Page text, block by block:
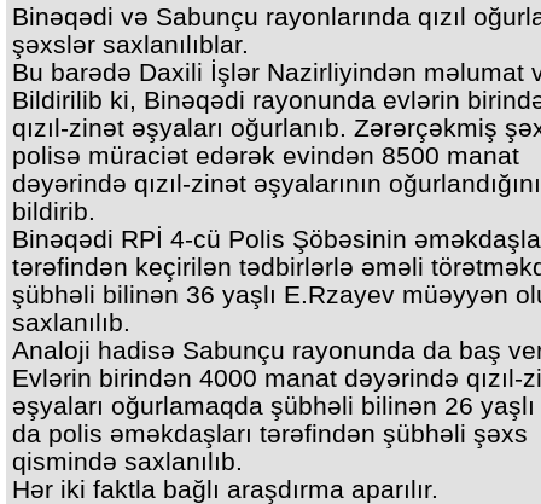
Binəqədi və Sabunçu rayonlarında qızıl
şəxslər saxlanılıblar.
Bu barədə Daxili İşlər Nazirliyindən məlumat
Bildirilib ki, Binəqədi rayonunda evlərin
qızıl-zinət əşyaları oğurlanıb. Zərərçəkmiş
polisə müraciət edərək evindən 8500 manat
dəyərində qızıl-zinət əşyalarının oğurlandığını
bildirib.
Binəqədi RPİ 4-cü Polis Şöbəsinin
tərəfindən keçirilən tədbirlərlə əməli
şübhəli bilinən 36 yaşlı E.Rzayev müəyyən
saxlanılıb.
Analoji hadisə Sabunçu rayonunda da baş
Evlərin birindən 4000 manat dəyərində qızıl-
əşyaları oğurlamaqda şübhəli bilinən 26 yaşlı
da polis əməkdaşları tərəfindən şübhəli şəxs
qismində saxlanılıb.
Hər iki faktla bağlı araşdırma aparılır.